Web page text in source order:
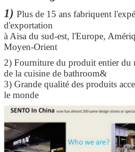
Laisser
1) Plus de 15 ans fabriquent
d'exportation
à Aisa du sud-est, l'Europe,
Moyen-Orient
2) Fourniture du produit entier du
de la cuisine de bathroom&
3) Grande qualité des produits
le monde